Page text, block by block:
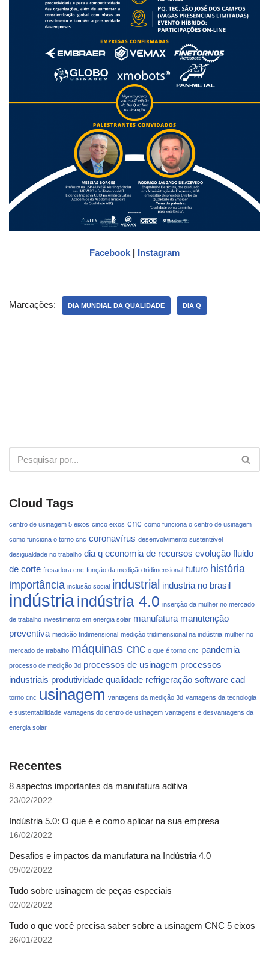
Facebook | Instagram
Marcações: DIA MUNDIAL DA QUALIDADE DIA Q
Cloud Tags
centro de usinagem 5 eixos cinco eixos cnc como funciona o centro de usinagem
como funciona o torno cnc coronavírus desenvolvimento sustentável
desigualdade no trabalho dia q economia de recursos evolução fluido
de corte fresadora cnc função da medição tridimensional futuro história
importância inclusão social industrial industria no brasil
indústria indústria 4.0 inserção da mulher no mercado
de trabalho investimento em energia solar manufatura manutenção
preventiva medição tridimensional medição tridimensional na indústria mulher no
mercado de trabalho máquinas cnc o que é torno cnc pandemia
processo de medição 3d processos de usinagem processos
industriais produtividade qualidade refrigeração software cad
torno cnc usinagem vantagens da medição 3d vantagens da tecnologia
e sustentabilidade vantagens do centro de usinagem vantagens e desvantagens da
energia solar
Recentes
8 aspectos importantes da manufatura aditiva
23/02/2022
Indústria 5.0: O que é e como aplicar na sua empresa
16/02/2022
Desafios e impactos da manufatura na Indústria 4.0
09/02/2022
Tudo sobre usinagem de peças especiais
02/02/2022
Tudo o que você precisa saber sobre a usinagem CNC 5 eixos
26/01/2022